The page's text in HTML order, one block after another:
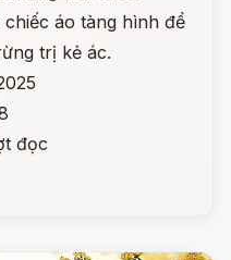
áo tàng hình để
trị kẻ ác.
đọc